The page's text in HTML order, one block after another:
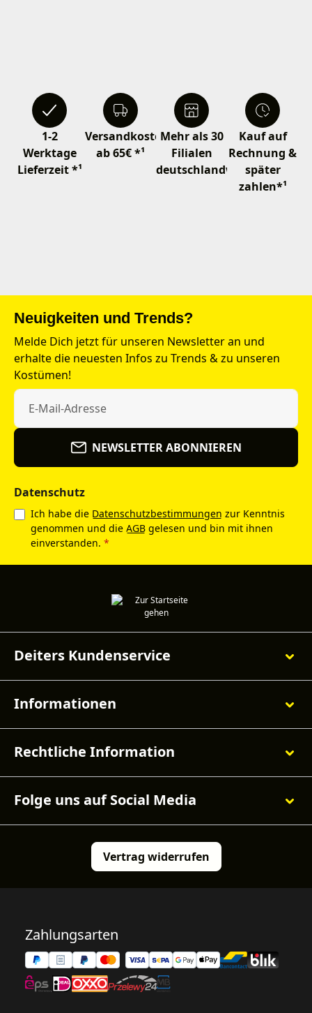
1-2
Werktage
Lieferzeit *¹
Versandkostenfrei
ab 65€ *¹
Mehr als 30
Filialen
deutschlandweit
Kauf auf
Rechnung &
später
zahlen*¹
Neuigkeiten und Trends?
Melde Dich jetzt für unseren Newsletter an und
erhalte die neuesten Infos zu Trends & zu unseren
Kostümen!
NEWSLETTER ABONNIEREN
Datenschutz
Ich habe die Datenschutzbestimmungen zur Kenntnis
genommen und die AGB gelesen und bin mit ihnen
einverstanden. *
Deiters Kundenservice
Informationen
Rechtliche Information
Folge uns auf Social Media
Vertrag widerrufen
Zahlungsarten